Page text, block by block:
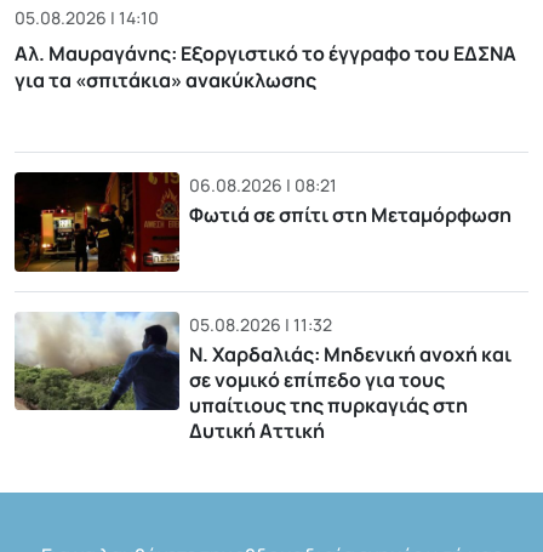
05.08.2026 | 14:10
Αλ. Μαυραγάνης: Εξοργιστικό το έγγραφο του ΕΔΣΝΑ
για τα «σπιτάκια» ανακύκλωσης
06.08.2026 | 08:21
Φωτιά σε σπίτι στη Μεταμόρφωση
05.08.2026 | 11:32
Ν. Χαρδαλιάς: Μηδενική ανοχή και
σε νομικό επίπεδο για τους
υπαίτιους της πυρκαγιάς στη
Δυτική Αττική